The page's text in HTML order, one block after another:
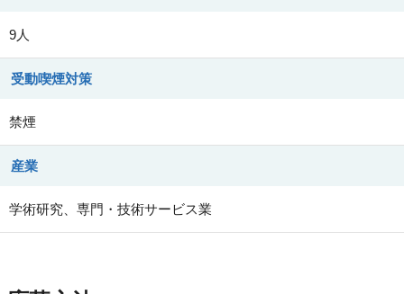
9人
受動喫煙対策
禁煙
産業
学術研究、専門・技術サービス業